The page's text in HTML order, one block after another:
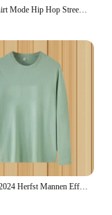
Suède T-shirt Mode Hip Hop Streetwear Anti-rimpel Korte Mouw Suède T-shirt Mannen Vrouwen Losse Harajuku Zomer casual Tee Top
Modieuze 2024 Herfst Mannen Effen Kleur Basislaag T-shirt Zachte Comfortabele Ronde Hals Plus Size Lange Mouw T-shirt Mannen